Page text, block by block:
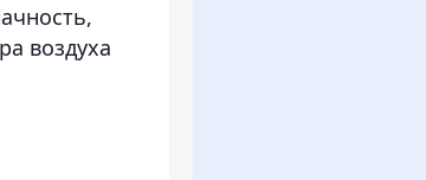
воздуха